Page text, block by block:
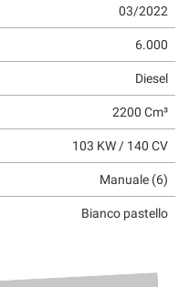
03/2022
6.000
Diesel
2200 Cm³
103 KW / 140 CV
Manuale (6)
Bianco pastello